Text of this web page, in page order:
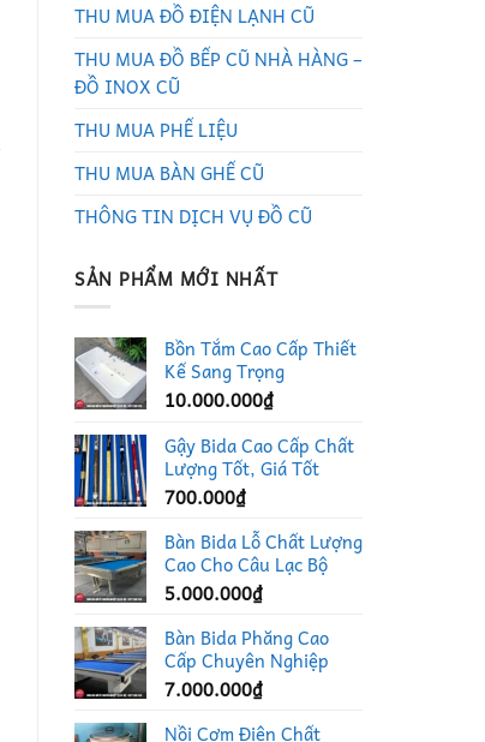
THU MUA ĐỒ ĐIỆN LẠNH CŨ
THU MUA ĐỒ BẾP CŨ NHÀ HÀNG –
ĐỒ INOX CŨ
THU MUA PHẾ LIỆU
THU MUA BÀN GHẾ CŨ
THÔNG TIN DỊCH VỤ ĐỒ CŨ
SẢN PHẨM MỚI NHẤT
Bồn Tắm Cao Cấp Thiết
Kế Sang Trọng
10.000.000₫
Gậy Bida Cao Cấp Chất
Lượng Tốt, Giá Tốt
700.000₫
Bàn Bida Lỗ Chất Lượng
Cao Cho Câu Lạc Bộ
5.000.000₫
Bàn Bida Phăng Cao
Cấp Chuyên Nghiệp
7.000.000₫
Nồi Cơm Điện Chất